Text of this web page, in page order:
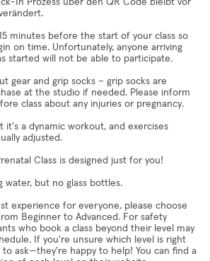
In Prozess über den QR Code bleibt vor
minutes before the start of your class so
on time. Unfortunately, anyone arriving
started will not be able to participate.
gear and grip socks – grip socks are
at the studio if needed. Please inform
class about any injuries or pregnancy.
it's a dynamic workout, and exercises
adjusted.
Class is designed just for you!
water, but no glass bottles.
experience for everyone, please choose
Beginner to Advanced. For safety
who book a class beyond their level may
If you're unsure which level is right
ask—they're happy to help! You can find a